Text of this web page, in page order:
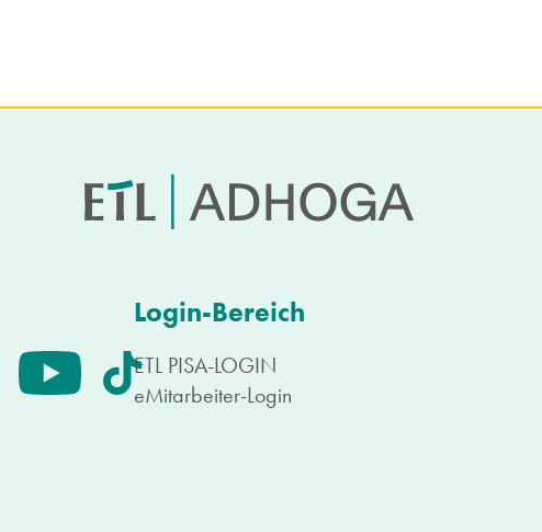
Login-Bereich
ETL PISA-LOGIN
eMitarbeiter-Login